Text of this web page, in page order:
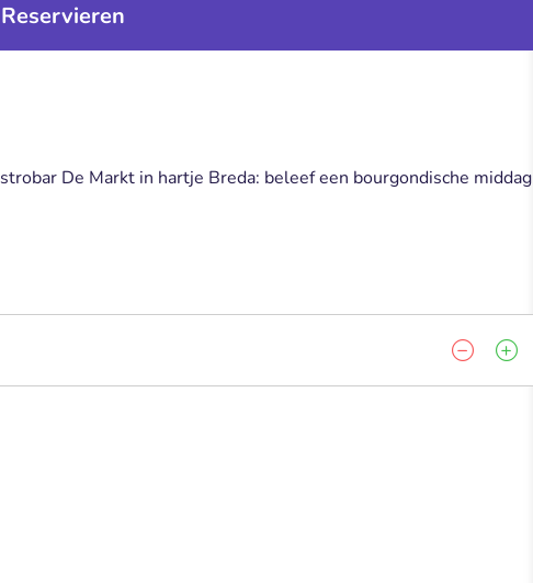
Reservieren
De Markt in hartje Breda: beleef een bourgondische middag